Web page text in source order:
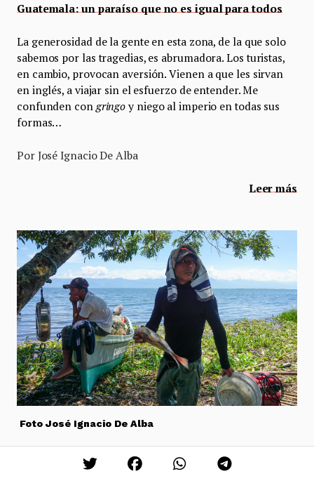
Guatemala: un paraíso que no es igual para todos
La generosidad de la gente en esta zona, de la que solo
sabemos por las tragedias, es abrumadora. Los turistas,
en cambio, provocan aversión. Vienen a que les sirvan
en inglés, a viajar sin el esfuerzo de entender. Me
confunden con gringo y niego al imperio en todas sus
formas…
Por José Ignacio De Alba
Leer más
Foto José Ignacio De Alba
Resistencias guatemaltecas: quichés enfrenta a una